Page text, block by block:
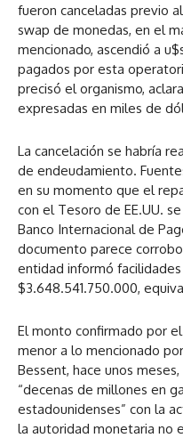
fueron canceladas previo
swap de monedas, en el
mencionado, ascendió a
pagados por esta
precisó el organismo,
expresadas en miles de
La cancelación se habría
de endeudamiento.
en su momento que el
con el Tesoro de EE.UU.
Banco Internacional de
documento parece
entidad informó
$3.648.541.750.000,
El monto confirmado por
menor a lo mencionado
Bessent, hace unos
“decenas de millones en
estadounidenses” con la
la autoridad monetaria no